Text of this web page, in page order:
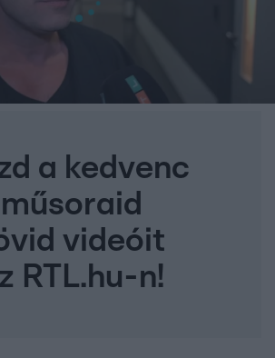
a kedvenc
műsoraid
videóit
RTL.hu-n!